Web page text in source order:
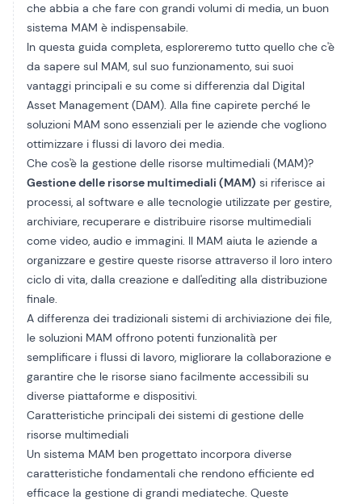
che abbia a che fare con grandi volumi di media, un buon
sistema MAM è indispensabile.
In questa guida completa, esploreremo tutto quello che c'è
da sapere sul MAM, sul suo funzionamento, sui suoi
vantaggi principali e su come si differenzia dal Digital
Asset Management (DAM). Alla fine capirete perché le
soluzioni MAM sono essenziali per le aziende che vogliono
ottimizzare i flussi di lavoro dei media.
Che cos'è la gestione delle risorse multimediali (MAM)?
Gestione delle risorse multimediali (MAM) si riferisce ai
processi, al software e alle tecnologie utilizzate per gestire,
archiviare, recuperare e distribuire risorse multimediali
come video, audio e immagini. Il MAM aiuta le aziende a
organizzare e gestire queste risorse attraverso il loro intero
ciclo di vita, dalla creazione e dall'editing alla distribuzione
finale.
A differenza dei tradizionali sistemi di archiviazione dei file,
le soluzioni MAM offrono potenti funzionalità per
semplificare i flussi di lavoro, migliorare la collaborazione e
garantire che le risorse siano facilmente accessibili su
diverse piattaforme e dispositivi.
Caratteristiche principali dei sistemi di gestione delle
risorse multimediali
Un sistema MAM ben progettato incorpora diverse
caratteristiche fondamentali che rendono efficiente ed
efficace la gestione di grandi mediateche. Queste